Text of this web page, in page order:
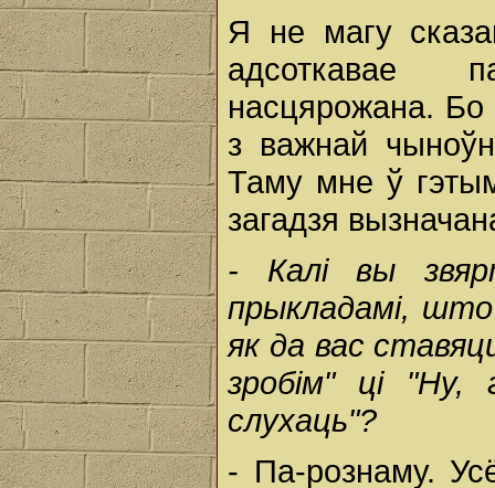
Я не магу
адсоткавае
насцярожана.
з важнай
Таму мне ў
загадзя
- Калівы
прыкладамі,
як да вас
зробім" ці "Ну,
слухаць"?
- Па-рознаму.